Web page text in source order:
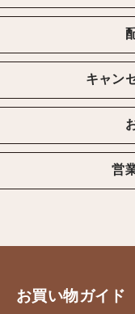
キャン
営
お買い物ガイド